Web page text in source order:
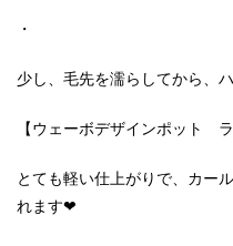
・
少し、毛先を濡らしてから、
【ウェーボデザインポット
とても軽い仕上がりで、カ
れます❤